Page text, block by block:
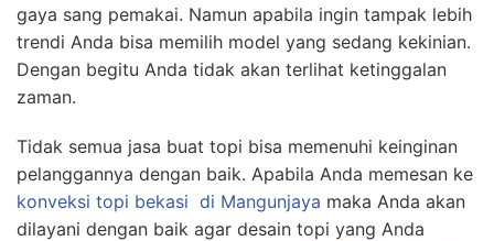
gaya sang pemakai. Namun apabila ingin tampak lebih
trendi Anda bisa memilih model yang sedang kekinian.
Dengan begitu Anda tidak akan terlihat ketinggalan
zaman.
Tidak semua jasa buat topi bisa memenuhi keinginan
pelanggannya dengan baik. Apabila Anda memesan ke
konveksi topi bekasi di Mangunjaya maka Anda akan
dilayani dengan baik agar desain topi yang Anda